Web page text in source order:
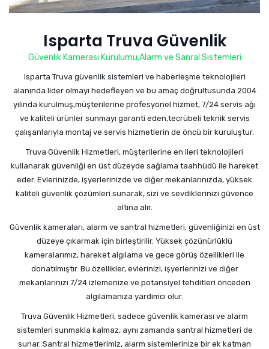
Isparta Truva Güvenlik
Güvenlik Kamerası Kurulumu,Alarm ve Sanral Sistemleri
Isparta Truva güvenlik sistemleri ve haberleşme teknolojileri
alanında lider olmayı hedefleyen ve bu amaç doğrultusunda 2004
yılında kurulmuş,müşterilerine profesyonel hizmet, 7/24 servis ağı
ve kaliteli ürünler sunmayı garanti eden,tecrübeli teknik servis
çalışanlarıyla montaj ve servis hizmetlerin de öncü bir kuruluştur.
Truva Güvenlik Hizmetleri, müşterilerine en ileri teknolojileri
kullanarak güvenliği en üst düzeyde sağlama taahhüdü ile hareket
eder. Evlerinizde, işyerlerinizde ve diğer mekanlarınızda, yüksek
kaliteli güvenlik çözümleri sunarak, sizi ve sevdiklerinizi güvence
altına alır.
Güvenlik kameraları, alarm ve santral hizmetleri, güvenliğinizi en üst
düzeye çıkarmak için birleştirilir. Yüksek çözünürlüklü
kameralarımız, hareket algılama ve gece görüş özellikleri ile
donatılmıştır. Bu özellikler, evlerinizi, işyerlerinizi ve diğer
mekanlarınızı 7/24 izlemenize ve potansiyel tehditleri önceden
algılamanıza yardımcı olur.
Truva Güvenlik Hizmetleri, sadece güvenlik kamerası ve alarm
sistemleri sunmakla kalmaz, aynı zamanda santral hizmetleri de
sunar. Santral hizmetlerimiz, alarm sistemlerinize bir ek katman